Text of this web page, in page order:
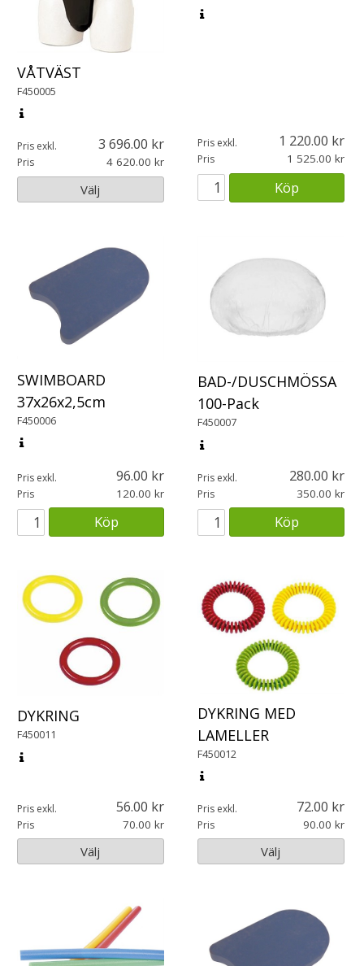
VÅTVÄST
F450005
Pris exkl. 3 696.00
Pris 4 620.00
Välj
Pris exkl. 1 220.00
Pris 1 525.00
Köp
SWIMBOARD
37x26x2,5cm
F450006
Pris exkl. 96.00
Pris 120.00
Köp
BAD-/DUSCHMÖSSA
100-Pack
F450007
Pris exkl. 280.00
Pris 350.00
Köp
DYKRING
F450011
Pris exkl. 56.00
Pris 70.00
Välj
DYKRING MED
LAMELLER
F450012
Pris exkl. 72.00
Pris 90.00
Välj